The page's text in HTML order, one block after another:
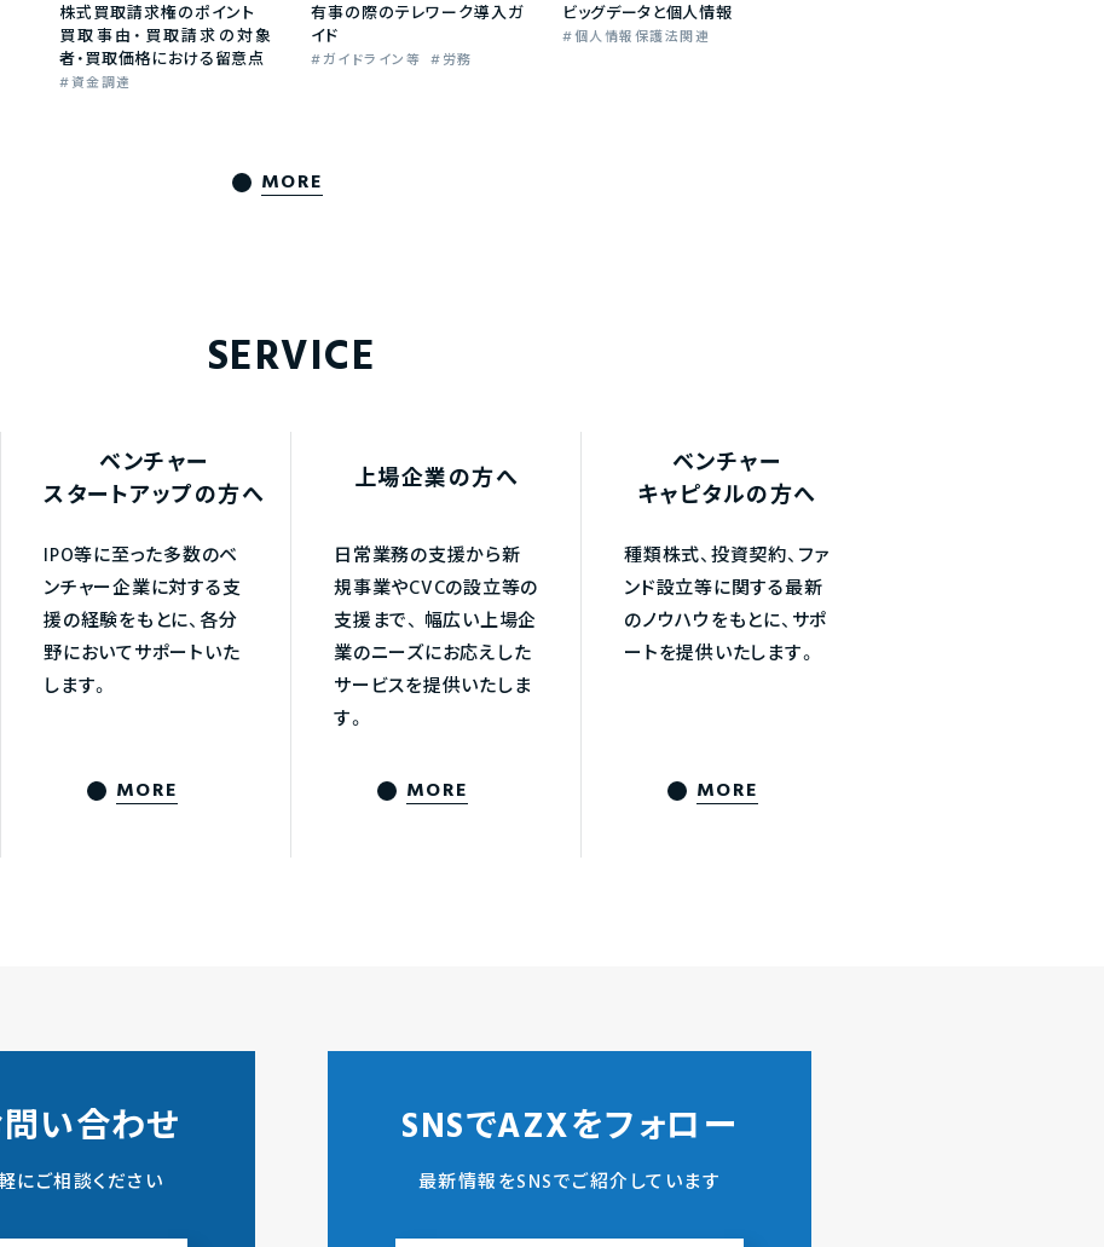
株式買取請求権のポイント
買取事由・買取請求の対象
者・買取価格における留意点
資金調達
有事の際のテレワーク導入ガ
イド
ガイドライン等 労務
ビッグデータと個人情報
個人情報保護法関連
MORE
SERVICE
ベンチャー
スタートアップの方へ
IPO等に至った多数のベ
ンチャー企業に対する支
援の経験をもとに、各分
野においてサポートいた
します。
MORE
上場企業の方へ
日常業務の支援から新
規事業やCVCの設立等の
支援まで、 幅広い上場企
業のニーズにお応えした
サービスを提供いたしま
す。
MORE
ベンチャー
キャピタルの方へ
種類株式、投資契約、ファ
ンド設立等に関する最新
のノウハウをもとに、サポ
ートを提供いたします。
MORE
い合わせ
にご相談ください
SNSでAZXをフォロー
最新情報をSNSでご紹介しています